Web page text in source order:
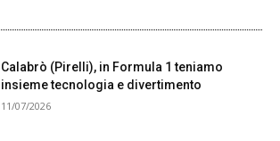
Calabrò (Pirelli), in Formula 1 teniamo
insieme tecnologia e divertimento
11/07/2026